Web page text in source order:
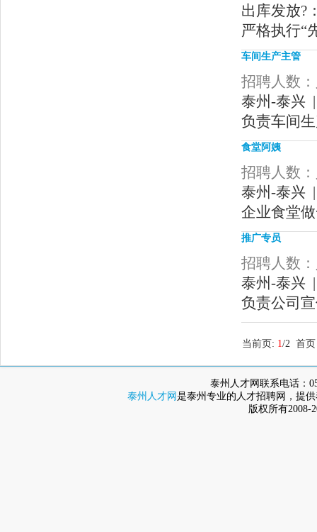
出库发放?
严格执行“
车间生产主管
招聘人数
泰州-泰兴
负责车间
食堂阿姨
招聘人数
泰州-泰兴
企业食堂
推广专员
招聘人数
泰州-泰兴
负责公司
当前页: 1/2 首
泰州人才网联系电话：
泰州人才网 是泰州专业的人才招聘网，提
版权所有2008-